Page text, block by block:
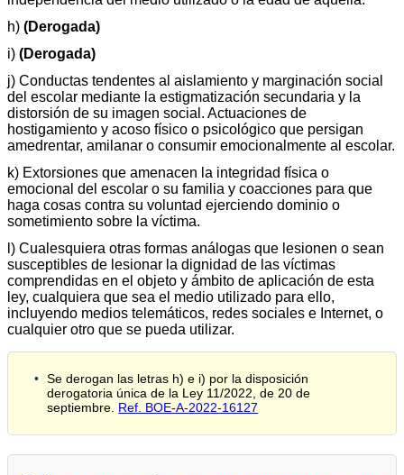
h) (Derogada)
i) (Derogada)
j) Conductas tendentes al aislamiento y marginación social
del escolar mediante la estigmatización secundaria y la
distorsión de su imagen social. Actuaciones de
hostigamiento y acoso físico o psicológico que persigan
amedrentar, amilanar o consumir emocionalmente al escolar.
k) Extorsiones que amenacen la integridad física o
emocional del escolar o su familia y coacciones para que
haga cosas contra su voluntad ejerciendo dominio o
sometimiento sobre la víctima.
l) Cualesquiera otras formas análogas que lesionen o sean
susceptibles de lesionar la dignidad de las víctimas
comprendidas en el objeto y ámbito de aplicación de esta
ley, cualquiera que sea el medio utilizado para ello,
incluyendo medios telemáticos, redes sociales e Internet, o
cualquier otro que se pueda utilizar.
Se derogan las letras h) e i) por la disposición
derogatoria única de la Ley 11/2022, de 20 de
septiembre. Ref. BOE-A-2022-16127